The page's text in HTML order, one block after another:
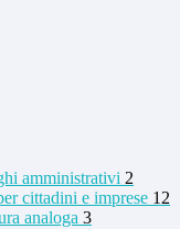
amministrativi 2
cittadini e imprese 12
analoga 3